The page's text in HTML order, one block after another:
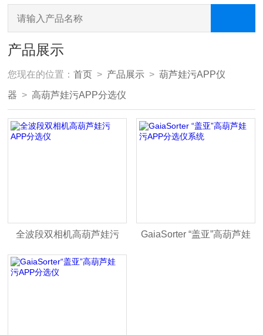
产品展示
您现在的位置：首页 > 产品展示 >葫芦娃污APP仪
器 >高葫芦娃污APP分选仪
全波段双相机高葫芦娃污
APP分选仪
GaiaSorter “盖亚”高葫芦娃